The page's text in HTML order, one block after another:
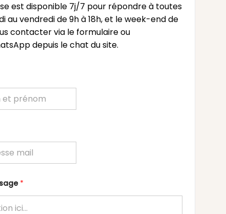
est disponible 7j/7 pour répondre à toutes
au vendredi de 9h à 18h, et le week-end de
contacter via le formulaire ou
depuis le chat du site.
*